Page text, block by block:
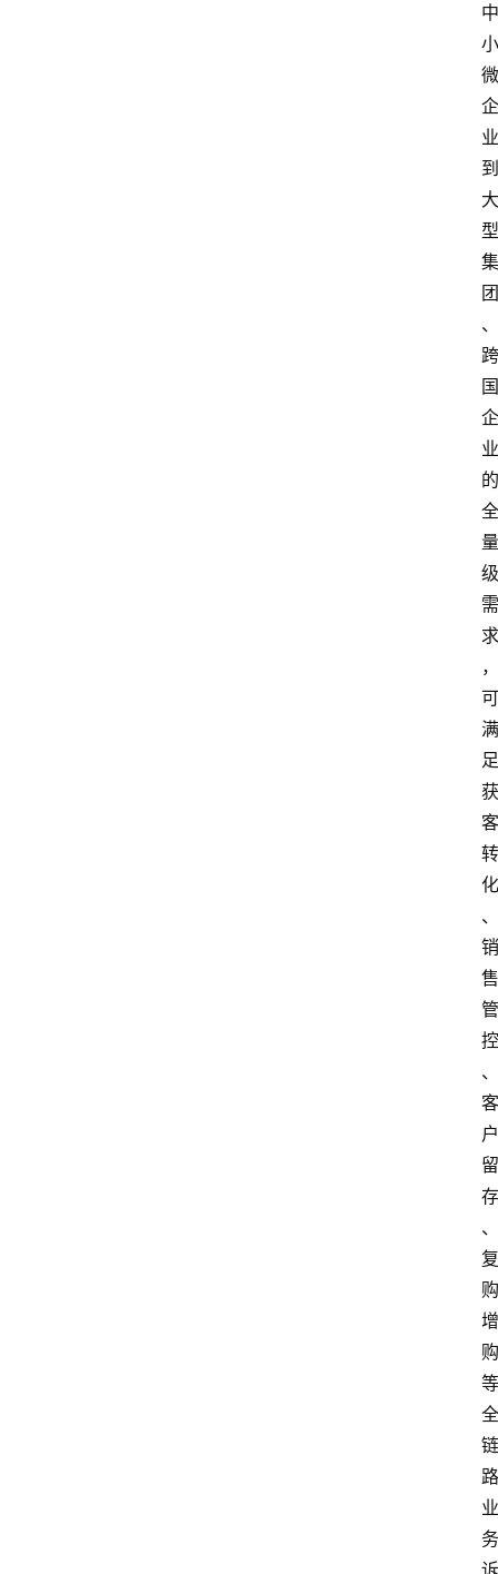
中
小
微
企
业
到
大
型
集
团
、
跨
国
企
业
的
全
量
级
需
求
，
可
满
足
获
客
转
化
、
销
售
管
控
、
客
户
留
存
、
复
购
增
购
等
全
链
路
业
务
诉